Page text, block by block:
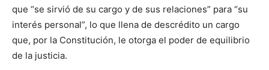
que “se sirvió de su cargo y de sus relaciones” para “su
interés personal”, lo que llena de descrédito un cargo
que, por la Constitución, le otorga el poder de equilibrio
de la justicia.